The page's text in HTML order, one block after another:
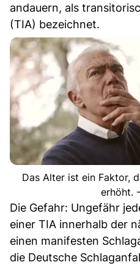
andauern, als
(TIA) bezeichnet.
Das Alter ist ein Faktor,
erhöht.
Die Gefahr: Ungefähr
einer TIA innerhalb der
einen manifesten
die Deutsche